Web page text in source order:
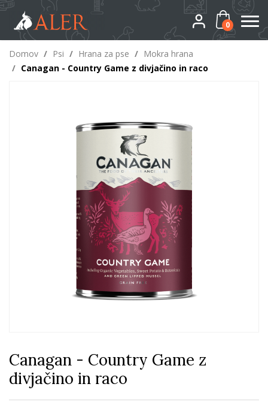
0
Domov / Psi / Hrana za pse / Mokra hrana
/ Canagan - Country Game z divjačino in raco
Canagan - Country Game z
divjačino in raco